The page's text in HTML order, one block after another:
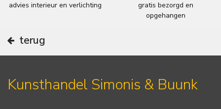
advies interieur en verlichting
gratis bezorgd en
opgehangen
terug
Kunsthandel Simonis & Buunk